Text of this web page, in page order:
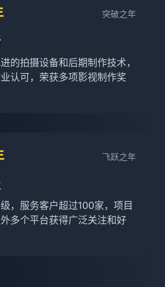
突破之年
的拍摄设备和后期制作技术，
认可，荣获多项影视制作奖
飞跃之年
，服务客户超过100家，项目
多个平台获得广泛关注和好